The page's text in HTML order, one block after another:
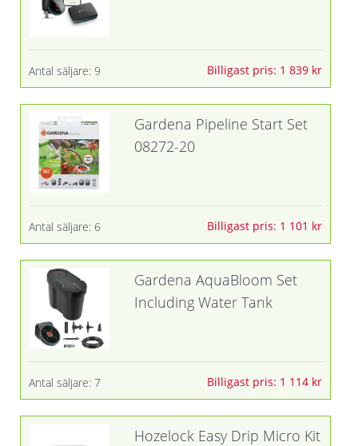
Antal säljare: 9 Billigast pris: 1 839 kr
Gardena Pipeline Start Set
08272-20
Antal säljare: 6 Billigast pris: 1 101 kr
Gardena AquaBloom Set
Including Water Tank
Antal säljare: 7 Billigast pris: 1 114 kr
Hozelock Easy Drip Micro Kit